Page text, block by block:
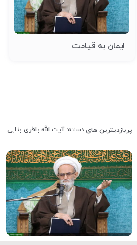
ایمان به قیامت
پربازدیترین هایدسته: آیت الله باقری بنابی